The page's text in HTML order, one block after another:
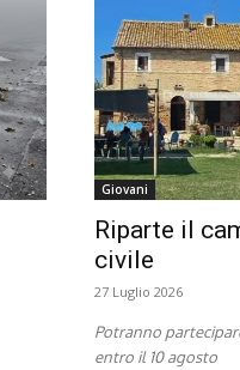
Giovani
Riparte il
civile
27 Luglio 2026
Potranno
entro il 10 agosto